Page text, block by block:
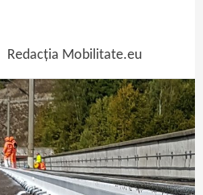
Redacția Mobilitate.eu